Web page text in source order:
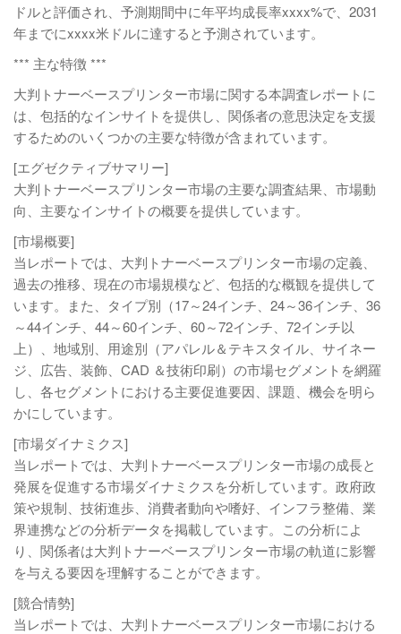
ドルと評価され、予測期間中に年平均成長率xxxx%で、2031
年までにxxxx米ドルに達すると予測されています。
*** 主な特徴 ***
大判トナーベースプリンター市場に関する本調査レポートに
は、包括的なインサイトを提供し、関係者の意思決定を支援
するためのいくつかの主要な特徴が含まれています。
[エグゼクティブサマリー]
大判トナーベースプリンター市場の主要な調査結果、市場動
向、主要なインサイトの概要を提供しています。
[市場概要]
当レポートでは、大判トナーベースプリンター市場の定義、
過去の推移、現在の市場規模など、包括的な概観を提供して
います。また、タイプ別（17～24インチ、24～36インチ、36
～44インチ、44～60インチ、60～72インチ、72インチ以
上）、地域別、用途別（アパレル＆テキスタイル、サイネー
ジ、広告、装飾、CAD ＆技術印刷）の市場セグメントを網羅
し、各セグメントにおける主要促進要因、課題、機会を明ら
かにしています。
[市場ダイナミクス]
当レポートでは、大判トナーベースプリンター市場の成長と
発展を促進する市場ダイナミクスを分析しています。政府政
策や規制、技術進歩、消費者動向や嗜好、インフラ整備、業
界連携などの分析データを掲載しています。この分析によ
り、関係者は大判トナーベースプリンター市場の軌道に影響
を与える要因を理解することができます。
[競合情勢]
当レポートでは、大判トナーベースプリンター市場における